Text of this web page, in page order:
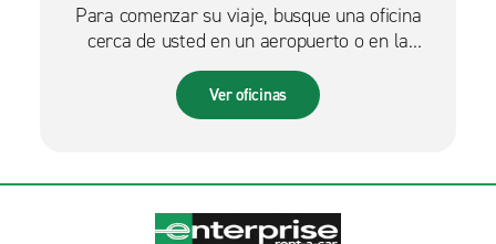
Para comenzar su viaje, busque una oficina
cerca de usted en un aeropuerto o en la
ciudad.
Ver oficinas